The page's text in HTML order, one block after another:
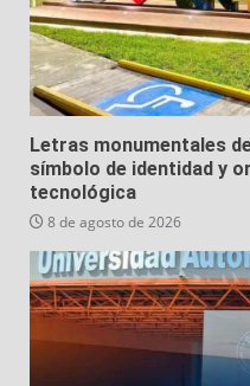
Letras monumentales
símbolo de identidad y
tecnológica
8 de agosto de 2026